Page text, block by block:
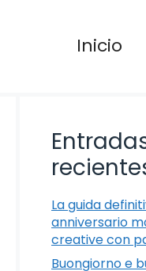
Inicio
La guida
anniversario
creative con
Buongiorno e